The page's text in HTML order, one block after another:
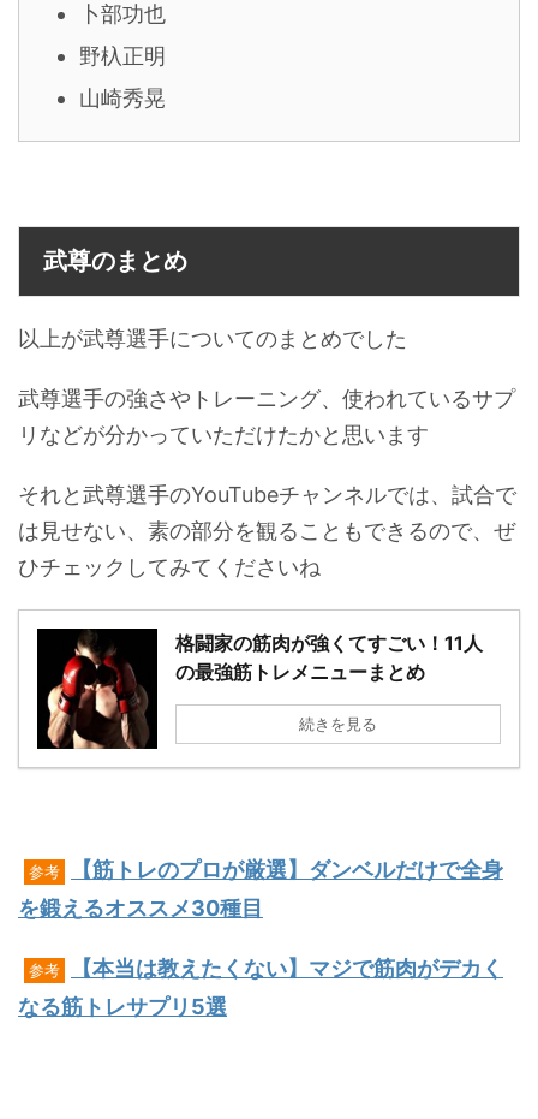
卜部功也
野杁正明
山崎秀晃
武尊のまとめ
以上が武尊選手についてのまとめでした
武尊選手の強さやトレーニング、使われているサプ
リなどが分かっていただけたかと思います
それと武尊選手のYouTubeチャンネルでは、試合で
は見せない、素の部分を観ることもできるので、ぜ
ひチェックしてみてくださいね
格闘家の筋肉が強くてすごい！11人
の最強筋トレメニューまとめ
続きを見る
参考
【筋トレのプロが厳選】ダンベルだけで全身
を鍛えるオススメ30種目
参考
【本当は教えたくない】マジで筋肉がデカく
なる筋トレサプリ5選